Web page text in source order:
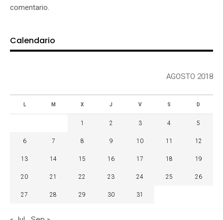
comentario.
Calendario
AGOSTO 2018
L M X J V S D
1 2 3 4 5
6 7 8 9 10 11 12
13 14 15 16 17 18 19
20 21 22 23 24 25 26
27 28 29 30 31